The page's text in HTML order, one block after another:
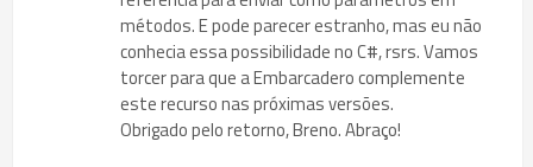
métodos. E pode parecer estranho, mas eu não
conhecia essa possibilidade no C#, rsrs. Vamos
torcer para que a Embarcadero complemente
este recurso nas próximas versões.
Obrigado pelo retorno, Breno. Abraço!